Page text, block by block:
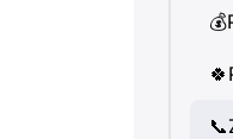
💰
🍀
📞